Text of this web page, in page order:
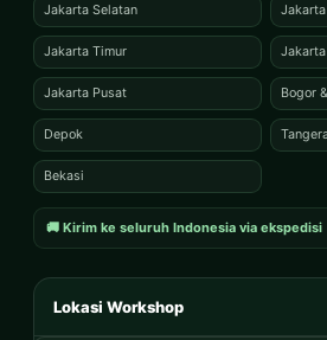
Jakarta Selatan
Jakarta Timur
Jakarta Pusat Bogor
Depok
Bekasi
🚚 Kirim ke seluruh Indonesia via ekspedisi
Lokasi Workshop